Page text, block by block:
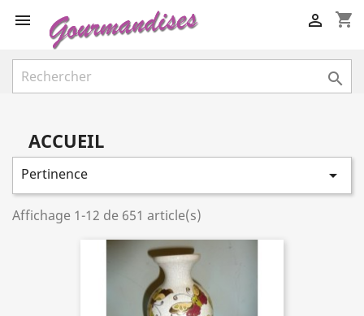
 shopping_cart


ACCUEIL
Pertinence 
Affichage 1-12 de 651 article(s)